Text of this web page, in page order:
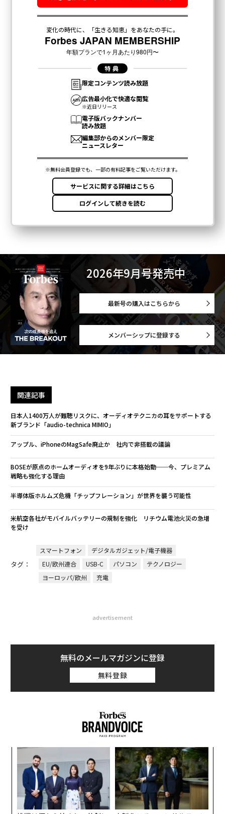
2026年9月号発売中
最新号の購入はこちらから
メンバーシップに登録する
関連記事
日本人1400万人が難聴リスクに、オーディオテクニカの耳をサポートする
新ブランド「audio-technica MIMIO」
アップル、iPhoneのMagSafe廃止か 社内で非搭載の議論
BOSEが原点のホームオーディオを9年ぶりに本格始動──今、プレミアム
戦略も強化する理由
半導体版ホルムズ危機「チップフレーション」が世界を襲う可能性
米航空各社がモバイルバッテリーの規制を強化 リチウム電池火災の急増
を受け
タグ：
スマートフォン
デジタルガジェット/電子機器
EU/欧州連合
USB-C パソコン
テクノロジー
ヨーロッパ/欧州
充電
advertisement
無料のメールマガジンに登録
無料登録